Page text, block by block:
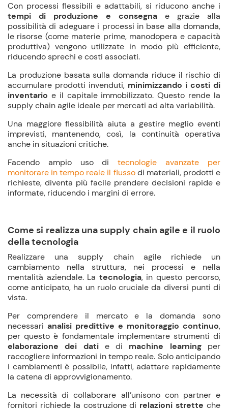
Con processi flessibili e adattabili, si riducono anche i
tempi di produzione e consegna e grazie alla
possibilità di adeguare i processi in base alla domanda,
le risorse (come materie prime, manodopera e capacità
produttiva) vengono utilizzate in modo più efficiente,
riducendo sprechi e costi associati.
La produzione basata sulla domanda riduce il rischio di
accumulare prodotti invenduti, minimizzando i costi di
inventario e il capitale immobilizzato. Questo rende la
supply chain agile ideale per mercati ad alta variabilità.
Una maggiore flessibilità aiuta a gestire meglio eventi
imprevisti, mantenendo, così, la continuità operativa
anche in situazioni critiche.
Facendo ampio uso ditecnologie avanzate per
monitorare in tempo reale il flussodi materiali, prodotti e
richieste, diventa più facile prendere decisioni rapide e
informate, riducendo i margini di errore.
Come si realizza una supply chain agile e il ruolo
della tecnologia
Realizzare una supply chain agile richiede un
cambiamento nella struttura, nei processi e nella
mentalità aziendale. La tecnologia, in questo percorso,
come anticipato, ha un ruolo cruciale da diversi punti di
vista.
Per comprendere il mercato e la domanda sono
necessari analisi predittive e monitoraggio continuo,
per questo è fondamentale implementare strumenti di
elaborazione dei datie di machine learningper
raccogliere informazioni in tempo reale. Solo anticipando
i cambiamenti è possibile, infatti, adattare rapidamente
la catena di approvvigionamento.
La necessità di collaborare all’unisono con partner e
fornitori richiede la costruzione di relazioni stretteche